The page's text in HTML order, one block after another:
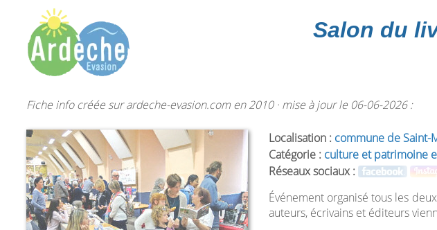
Salon du
Fiche info créée sur ardeche-evasion.com en 2010 · mise à jour le 06-06-2026 :
Localisation : commune de Saint-
Catégorie : culture et patrimoine
Réseaux sociaux :
Événement organisé tous les
auteurs, écrivains et éditeurs